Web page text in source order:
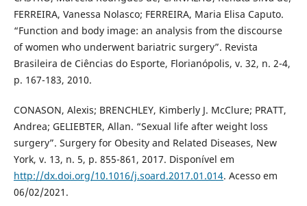
FERREIRA, Vanessa Nolasco; FERREIRA, Maria Elisa Caputo.
“Function and body image: an analysis from the discourse
of women who underwent bariatric surgery”. Revista
Brasileira de Ciências do Esporte, Florianópolis, v. 32, n. 2-4,
p. 167-183, 2010.
CONASON, Alexis; BRENCHLEY, Kimberly J. McClure; PRATT,
Andrea; GELIEBTER, Allan. “Sexual life after weight loss
surgery”. Surgery for Obesity and Related Diseases, New
York, v. 13, n. 5, p. 855-861, 2017. Disponível em
http://dx.doi.org/10.1016/j.soard.2017.01.014. Acesso em
06/02/2021.